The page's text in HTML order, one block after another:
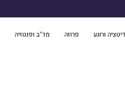
ורוגע פרוזה מד"ב ופנטזיה